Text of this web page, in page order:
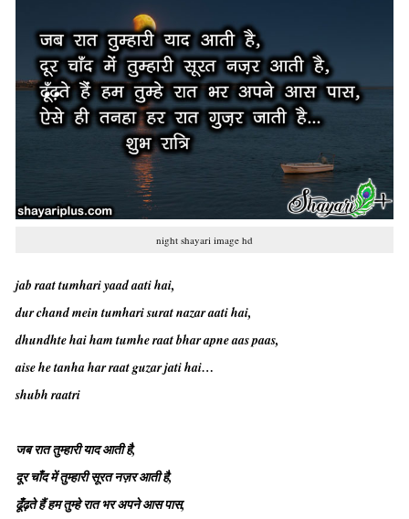
night shayari image hd
jab raat tumhari yaad aati hai,
dur chand mein tumhari surat nazar aati hai,
dhundhte hai ham tumhe raat bhar apne aas paas,
aise he tanha har raat guzar jati hai…
shubh raatri
जब रात तुम्हारी याद आती है,
दूर चाँद में तुम्हारी सूरत नज़र आती है,
ढूँढ़ते हैं हम तुम्हे रात भर अपने आस पास,